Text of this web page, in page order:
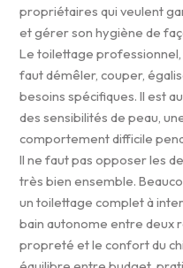
propriétaires qui veulent
et gérer son hygiène de
Le toilettage professionnel,
faut démêler, couper,
besoins spécifiques. Il est
des sensibilités de peau,
comportement difficile
Il ne faut pas opposer les
très bien ensemble.
un toilettage complet à
bain autonome entre deux
propreté et le confort du